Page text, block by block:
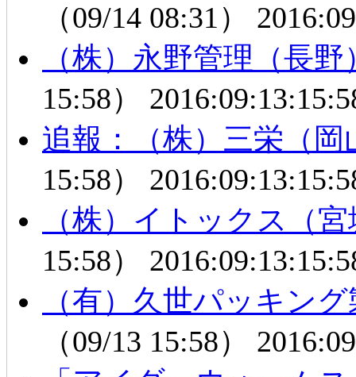
（09/14 08:31）
（株）永野管理（長
15:58）
追報：（株）三栄（
15:58）
（株）イトックス（
15:58）
（有）久世パッキン
（09/13 15:58）